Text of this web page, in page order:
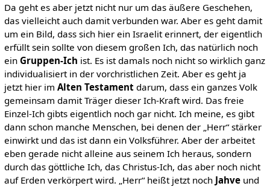
Da geht es aber jetzt nicht nur um das äußere Geschehen,
das vielleicht auch damit verbunden war. Aber es geht damit
um ein Bild, dass sich hier ein Israelit erinnert, der eigentlich
erfüllt sein sollte von diesem großen Ich, das natürlich noch
ein Gruppen-Ich ist. Es ist damals noch nicht so wirklich ganz
individualisiert in der vorchristlichen Zeit. Aber es geht ja
jetzt hier im Alten Testamentdarum, dass ein ganzes Volk
gemeinsam damit Träger dieser Ich-Kraft wird. Das freie
Einzel-Ich gibts eigentlich noch gar nicht. Ich meine, es gibt
dann schon manche Menschen, bei denen der „Herr“ stärker
einwirkt und das ist dann ein Volksführer. Aber der arbeitet
eben gerade nicht alleine aus seinem Ich heraus, sondern
durch das göttliche Ich, das Christus-Ich, das aber noch nicht
auf Erden verkörpert wird. „Herr“ heißt jetzt noch Jahveund